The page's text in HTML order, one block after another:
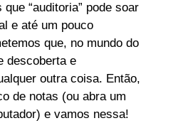
“auditoria” pode soar
e até um pouco
que, no mundo do
descoberta e
outra coisa. Então,
de notas (ou abra um
e vamos nessa!